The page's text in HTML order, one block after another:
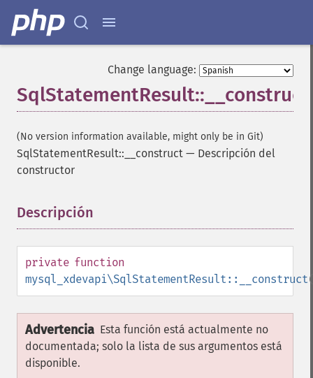
Change language:
SqlStatementResult::__construct
(No version information available, might only be in Git)
SqlStatementResult::__construct — Descripción del
constructor
Descripción
private function
mysql_xdevapi\SqlStatementResult::__construct
Advertencia Esta función está actualmente no
documentada; solo la lista de sus argumentos está
disponible.